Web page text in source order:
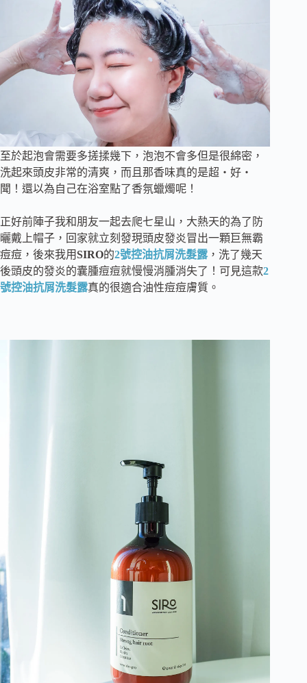
至於起泡會需要多搓揉幾下，泡泡不會多但是很綿密，
洗起來頭皮非常的清爽，而且那香味真的是超・好・
聞！還以為自己在浴室點了香氛蠟燭呢！
正好前陣子我和朋友一起去爬七星山，大熱天的為了防
曬戴上帽子，回家就立刻發現頭皮發炎冒出一顆巨無霸
痘痘，後來我用SIRO的2號控油抗屑洗髮露 ，洗了幾天
後頭皮的發炎的囊腫痘痘就慢慢消腫消失了！可見這款2
號控油抗屑洗髮露真的很適合油性痘痘膚質。